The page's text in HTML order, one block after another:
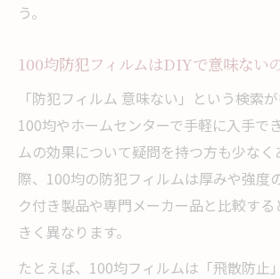
う。
100均防犯フィルムはDIYで意味ない
「防犯フィルム 意味ない」という検索が
100均やホームセンターで手軽に入手で
ムの効果について疑問を持つ方も少な
際、100均の防犯フィルムは厚みや強度
ク付き製品や専門メーカー品と比較す
きく異なります。
たとえば、100均フィルムは「飛散防止